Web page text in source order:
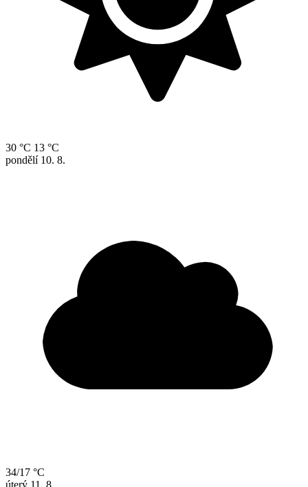
30 °C 13 °C
pondělí 10. 8.
34/17 °C
úterý 11. 8.